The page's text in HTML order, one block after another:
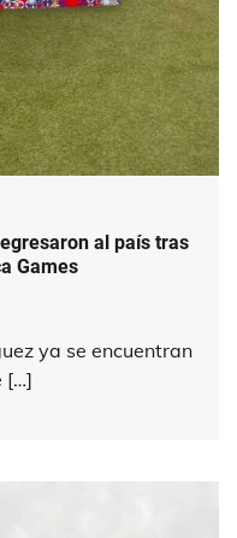
al país tras
Games
ya se encuentran
[…]